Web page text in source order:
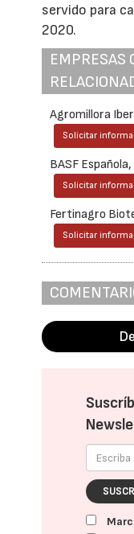
servido para
2020.
EMPRESAS
Agromillora
Solicitar
BASF Española,
Solicitar
Fertinagro
Solicitar